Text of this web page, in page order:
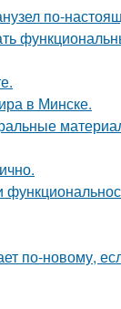
по-
в Минске.
по-новому,